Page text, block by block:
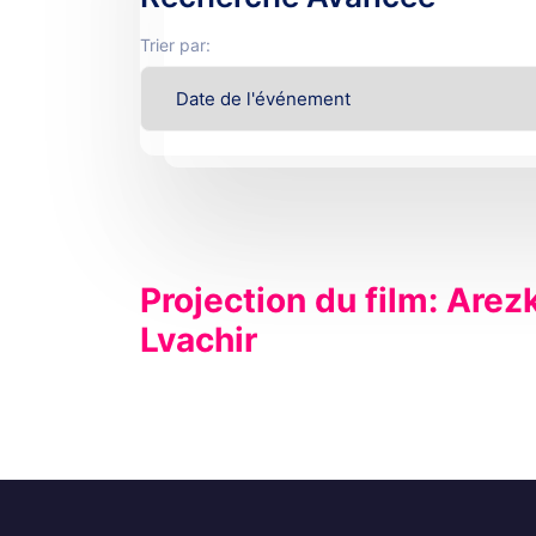
Trier par:
Projection du film:
Lvachir